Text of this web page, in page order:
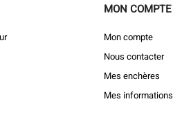
MON COMPTE
Mon compte
Nous contacter
Mes enchères
Mes informations